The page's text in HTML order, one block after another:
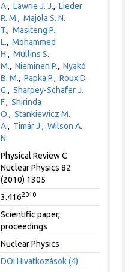
A.,Lawrie J. J.,Lieder
R. M.,Majola S. N.
T.,Masiteng P.
L.,Mohammed
H.,Mullins S.
M.,Nieminen P.,Nyakó
B. M.,Papka P.,Roux D.
G.,Sharpey-Schafer J.
F.,Shirinda
O.,Stankiewicz M.
A., Timár J.,Wilson A.
N.
Physical Review C
Nuclear Physics 82
(2010) 1305
3.4162010
Scientific paper,
proceedings
Nuclear Physics
DOI Hivatkozások (4)